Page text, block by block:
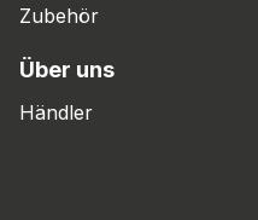
Zubehör
Über uns
Händler